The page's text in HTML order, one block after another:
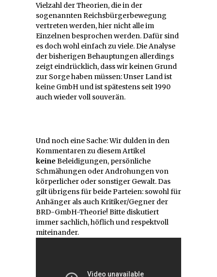
Vielzahl der Theorien, die in der
sogenannten Reichsbürgerbewegung
vertreten werden, hier nicht alle im
Einzelnen besprochen werden. Dafür sind
es doch wohl einfach zu viele. Die Analyse
der bisherigen Behauptungen allerdings
zeigt eindrücklich, dass wir keinen Grund
zur Sorge haben müssen: Unser Land ist
keine GmbH und ist spätestens seit 1990
auch wieder voll souverän.
Und noch eine Sache: Wir dulden in den
Kommentaren zu diesem Artikel
keine Beleidigungen, persönliche
Schmähungen oder Androhungen von
körperlicher oder sonstiger Gewalt. Das
gilt übrigens für beide Parteien: sowohl für
Anhänger als auch Kritiker/Gegner der
BRD-GmbH-Theorie! Bitte diskutiert
immer sachlich, höflich und respektvoll
miteinander.